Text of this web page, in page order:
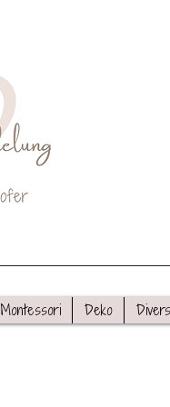
Montessori Deko